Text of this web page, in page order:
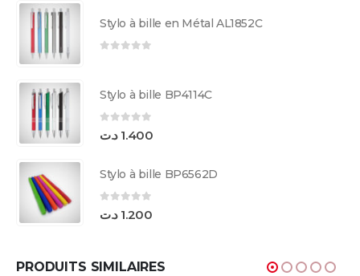
Stylo à bille en Métal AL1852C
Stylo à bille BP4114C
sur 51.400 د.ت
Stylo à bille BP6562D
sur 51.200 د.ت
PRODUITS SIMILAIRES